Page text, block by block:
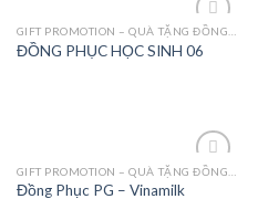
Wishlist
ĐỒNG PHỤC HỌC SINH 06
Add to
Wishlist
Đồng Phục PG – Vinamilk